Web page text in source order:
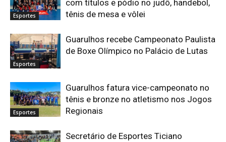
Esportes
com títulos e pódio no judô, handebol,
tênis de mesa e vôlei
Esportes
Guarulhos recebe Campeonato Paulista
de Boxe Olímpico no Palácio de Lutas
Esportes
Guarulhos fatura vice-campeonato no
tênis e bronze no atletismo nos Jogos
Regionais
Secretário de Esportes Ticiano